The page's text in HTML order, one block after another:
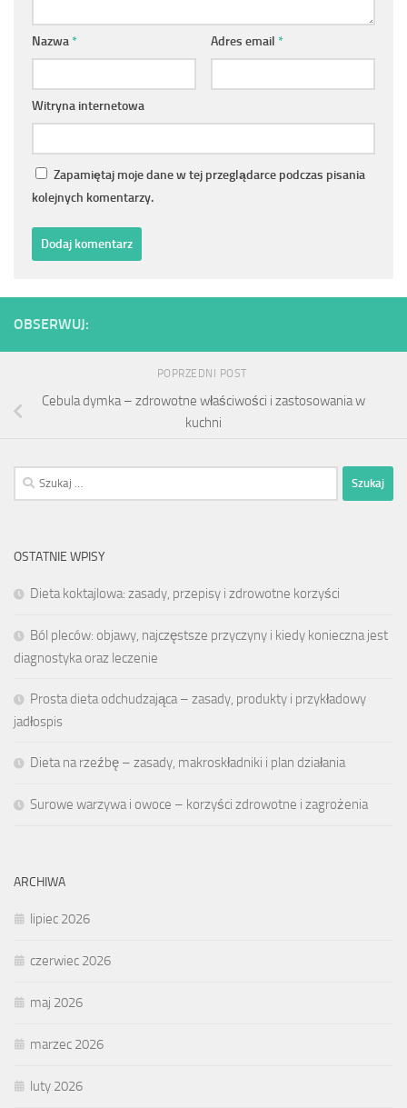
Nazwa* Adres email *
Witryna internetowa
Zapamiętaj moje dane w tej przeglądarce podczas pisania
kolejnych komentarzy.
OBSERWUJ:
POPRZEDNI POST
Cebula dymka – zdrowotne właściwości i zastosowania w
kuchni
Szukaj:
OSTATNIE WPISY
Dieta koktajlowa: zasady, przepisy i zdrowotne korzyści
Ból pleców: objawy, najczęstsze przyczyny i kiedy konieczna jest
diagnostyka oraz leczenie
Prosta dieta odchudzająca – zasady, produkty i przykładowy
jadłospis
Dieta na rzeźbę – zasady, makroskładniki i plan działania
Surowe warzywa i owoce – korzyści zdrowotne i zagrożenia
ARCHIWA
lipiec 2026
czerwiec 2026
maj 2026
marzec 2026
luty 2026